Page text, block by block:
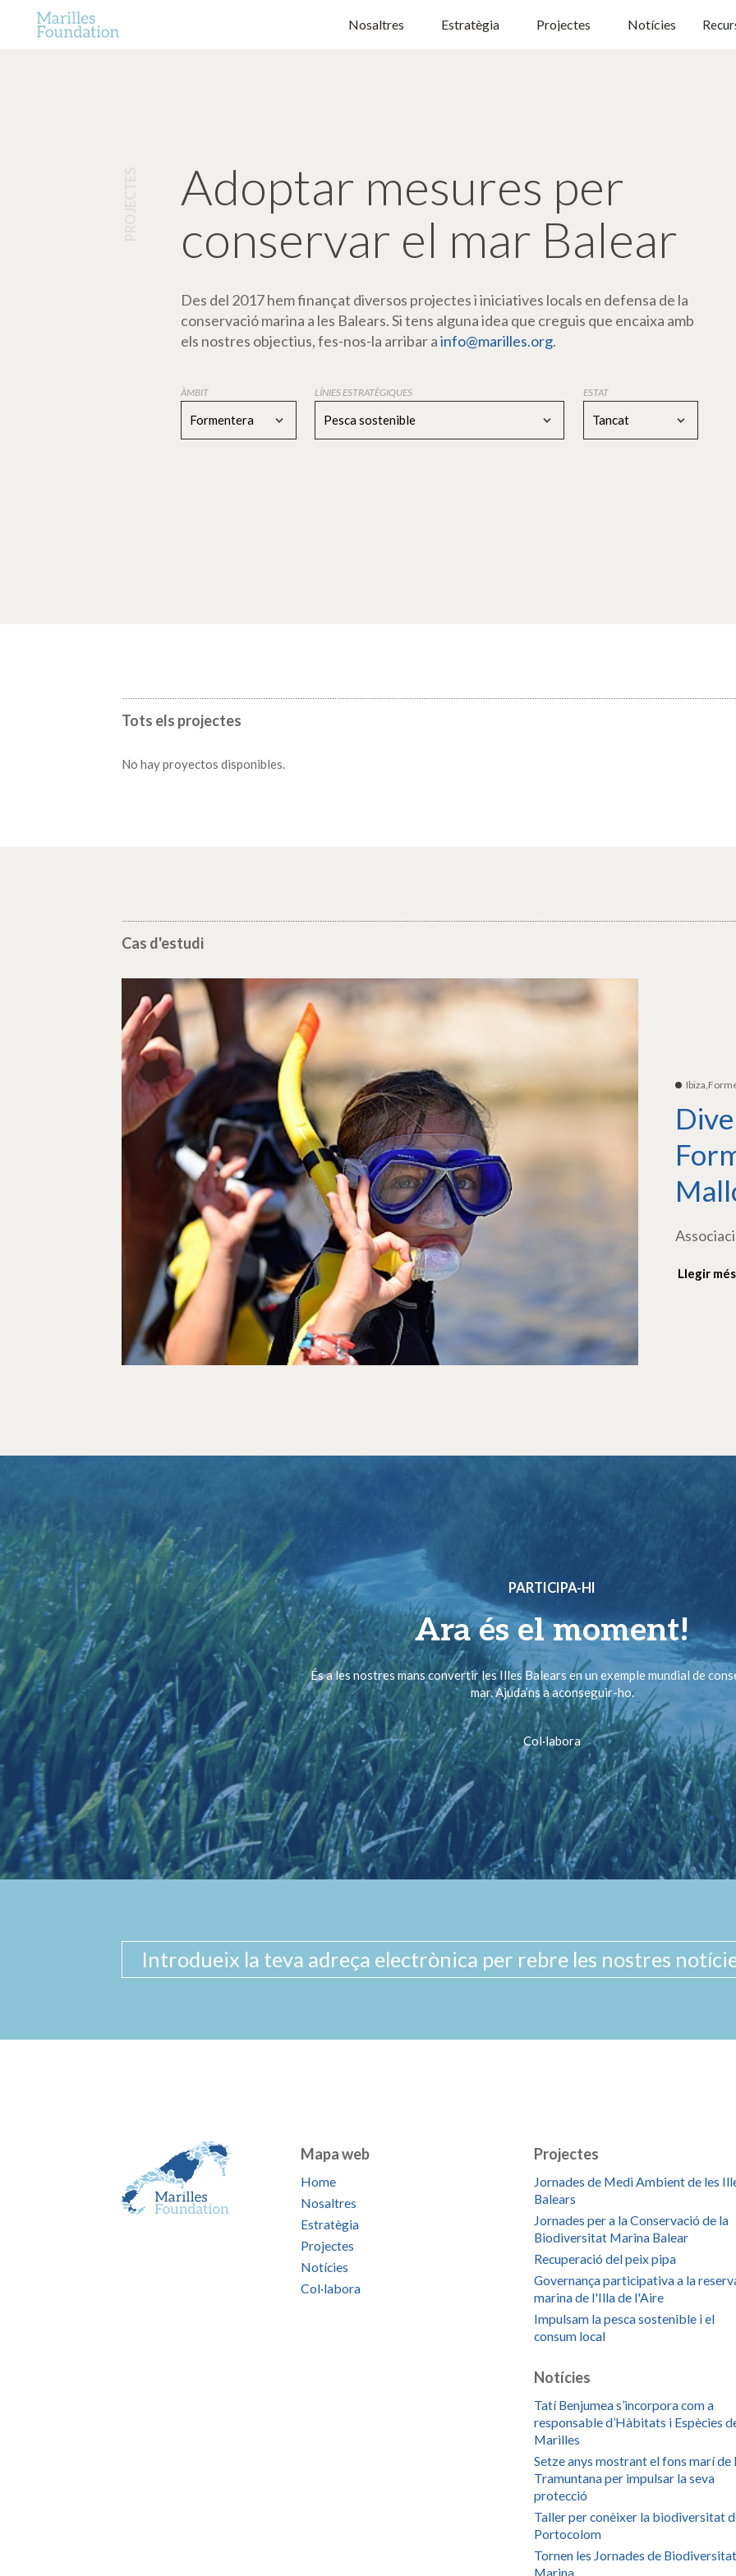
Nosaltres Estratègia Projectes Notícies
Adoptar mesures per
conservar el mar Balear
Des del 2017 hem finançat diversos projectes i iniciatives locals en defensa de la
conservació marina a les Balears. Si tens alguna idea que creguis que encaixa amb
els nostres objectius, fes-nos-la arribar ainfo@marilles.org.
ÀMBIT
Formentera
LÍNIES ESTRATÈGIQUES
Pesca sostenible
ESTAT
Tancat
Tots els projectes
No hay proyectos disponibles.
Cas d'estudi
Llegir més
PARTICIPA-HI
Ara és el moment!
És a les nostres mans convertir les Illes Balears en un exemple mundial de
mar. Ajuda’ns a aconseguir-ho.
Col·labora
Mapa web
Home
Nosaltres
Estratègia
Projectes
Notícies
Col·labora
Projectes
Jornades de Medi Ambient de les
Balears
Jornades per a la Conservació de la
Biodiversitat Marina Balear
Recuperació del peix pipa
Governança participativa a la
marina de l'Illa de l'Aire
Impulsam la pesca sostenible i el
consum local
Notícies
Tatí Benjumea s’incorpora com a
responsable d’Hàbitats i Espècies
Marilles
Setze anys mostrant el fons marí de
Tramuntana per impulsar la seva
protecció
Taller per conèixer la biodiversitat
Portocolom
Tornen les Jornades de Biodiversitat
Marina